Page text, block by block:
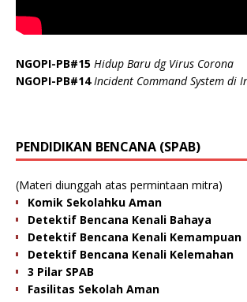
NGOPI-PB#15 Hidup Baru dg Virus Corona
NGOPI-PB#14Incident Command System di
PENDIDIKAN BENCANA (SPAB)
(Materi diunggah atas permintaan mitra)
Komik Sekolahku Aman
Detektif Bencana Kenali Bahaya
Detektif Bencana Kenali Kemampuan
Detektif Bencana Kenali Kelemahan
3 Pilar SPAB
Fasilitas Sekolah Aman